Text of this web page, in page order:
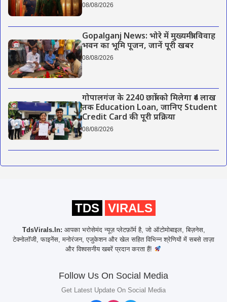
08/08/2026
Gopalganj News: भोरे में मुख्यमंत्री विवाह
भवन का भूमि पूजन, जानें पूरी खबर
08/08/2026
गोपालगंज के 2240 छात्रों को मिलेगा ₹4 लाख
तक Education Loan, जानिए Student
Credit Card की पूरी प्रक्रिया
08/08/2026
TDS VIRALS
TdsVirals.In: आपका भरोसेमंद न्यूज़ प्लेटफ़ॉर्म है, जो ऑटोमोबाइल, बिज़नेस,
टेक्नोलॉजी, फाइनेंस, मनोरंजन, एजुकेशन और खेल सहित विभिन्न श्रेणियों में सबसे ताज़ा
और विश्वसनीय खबरें प्रदान करता हैं!
Follow Us On Social Media
Get Latest Update On Social Media